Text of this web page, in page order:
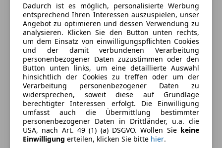
Energieverbrauch
Kraftstoff
Benzin
Kraftstoffverbrauch
6,70l/100 km (komb.)
CO₂-Emissionen
153 g/km (komb.)
Ausstattung
Komfort
Mehr anzeigen
Dadurch ist es möglich, personalisierte Werbung
entsprechend Ihren Interessen auszuspielen, unser
Angebot zu optimieren und dessen Verwendung zu
analysieren. Klicken Sie den Button unten rechts,
um dem Einsatz von einwilligungspflichten Cookies
und der damit verbundenen Verarbeitung
personenbezogener Daten zuzustimmen oder den
Button unten links, um eine detaillierte Auswahl
hinsichtlich der Cookies zu treffen oder um der
Verarbeitung personenbezogener Daten zu
widersprechen, soweit diese auf Grundlage
berechtigter Interessen erfolgt. Die Einwilligung
umfasst auch die Übermittlung bestimmter
personenbezogener Daten in Drittländer, u.a. die
USA, nach Art. 49 (1) (a) DSGVO. Wollen Sie keine
Einwilligung erteilen, klicken Sie bitte hier.